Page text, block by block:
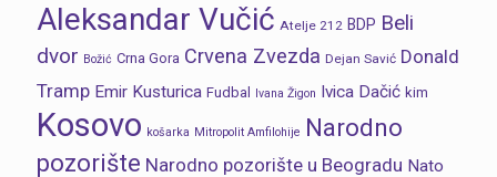
Aleksandar Vučić Atelje 212 BDP Beli
dvor Božić Crna Gora Crvena Zvezda Dejan Savić Donald
Tramp Emir Kusturica Fudbal Ivana Žigon Ivica Dačić kim
Kosovo košarka Mitropolit Amfilohije
Narodno
pozorište Narodno pozorište u Beogradu Nato